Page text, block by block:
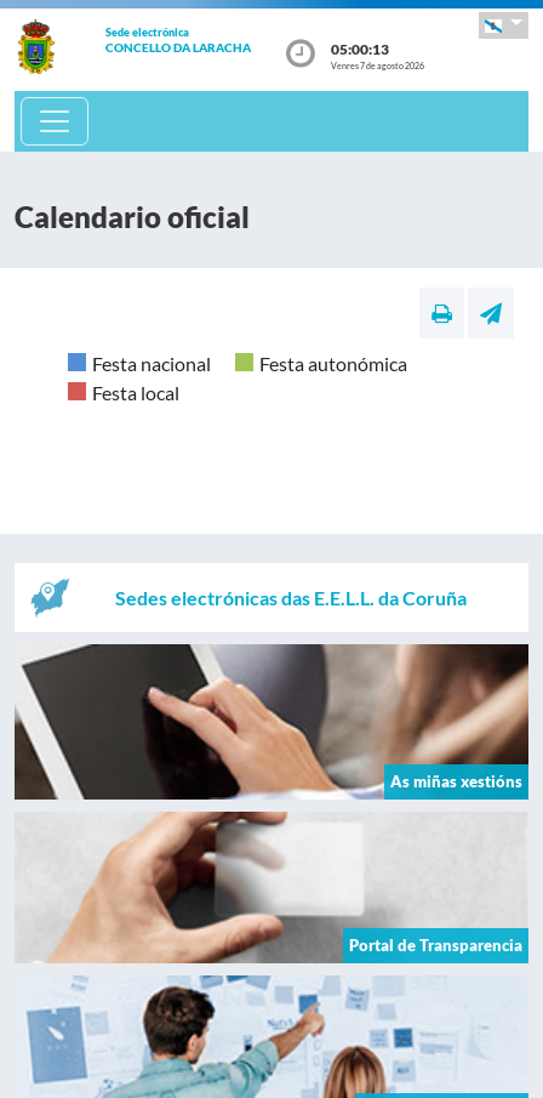
Sede electrónica
CONCELLO DA LARACHA 05:00:13
Venres 7 de agosto 2026
Calendario oficial
Festa nacional
Festa autonómica
Festa local
Sedes electrónicas das E.E.L.L. da Coruña
As miñas xestións
Portal de Transparencia